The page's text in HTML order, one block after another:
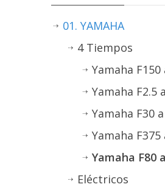
01. YAMAHA
4 Tiempos
Yamaha F150
Yamaha F2.5
Yamaha F30
Yamaha F375
Yamaha F80
Eléctricos